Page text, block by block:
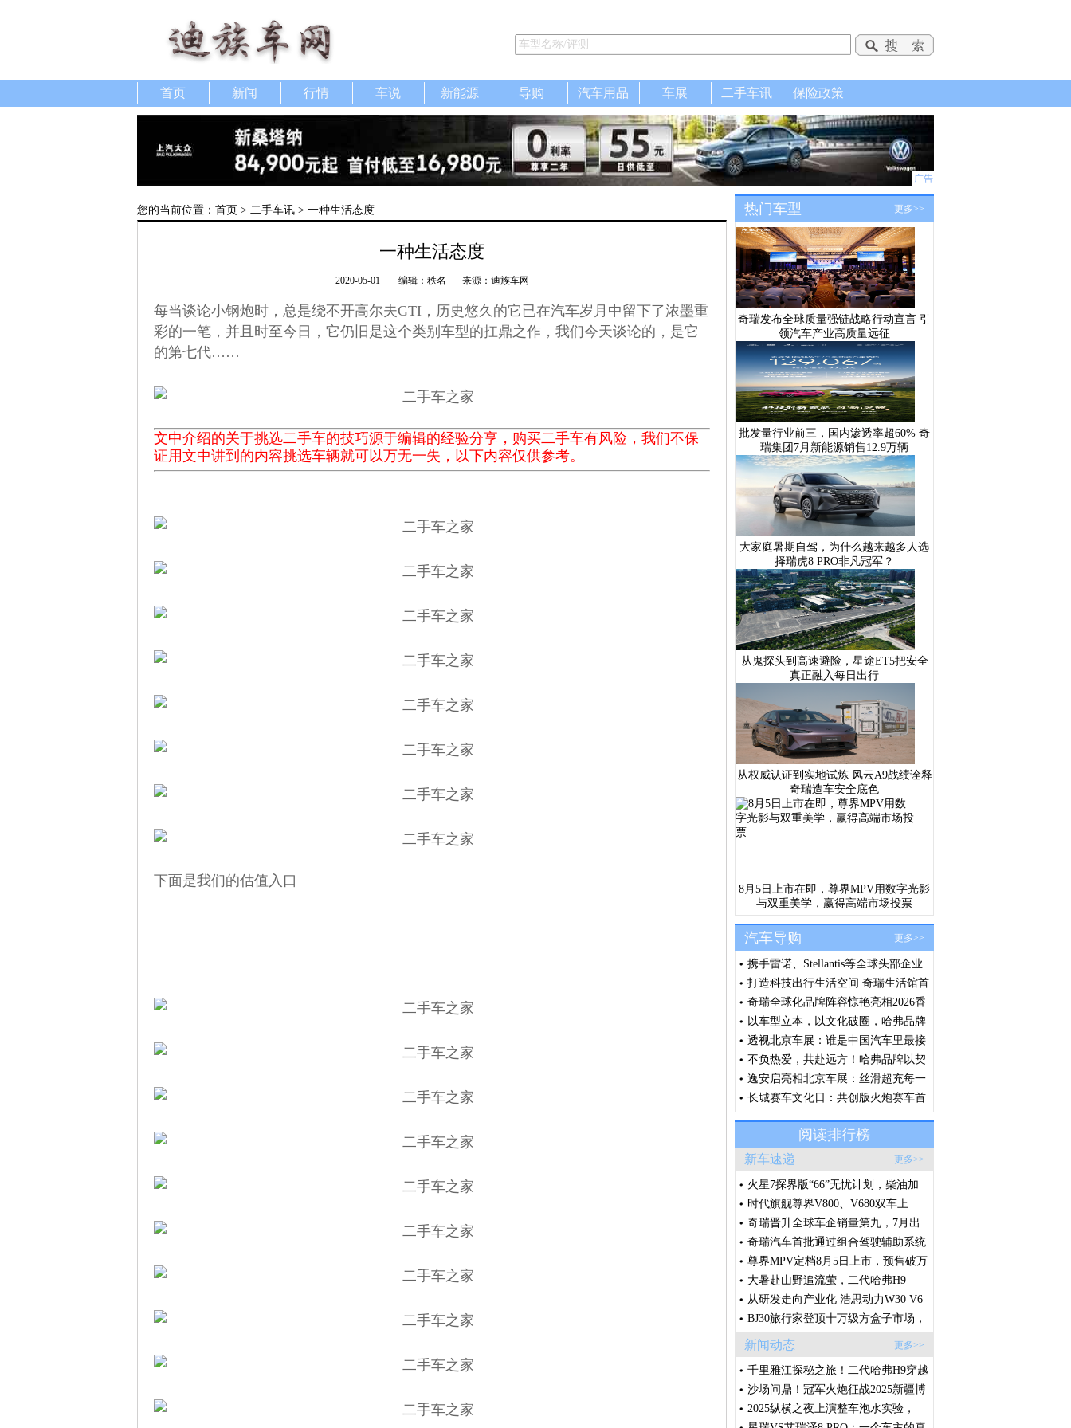
首页 新闻 行情 车说 新能源 导购 汽车用品 车展 二手车讯 保险政策
广告
您的当前位置： 首页 > 二手车讯 > 一种生活态度
一种生活态度
2020-05-01 编辑：秩名 来源：迪族车网
每当谈论小钢炮时，总是绕不开高尔夫GTI，历史悠久的它已在汽车岁月中留下了浓墨重
彩的一笔，并且时至今日，它仍旧是这个类别车型的扛鼎之作，我们今天谈论的，是它
的第七代……
文中介绍的关于挑选二手车的技巧源于编辑的经验分享，购买二手车有风险，我们不保
证用文中讲到的内容挑选车辆就可以万无一失，以下内容仅供参考。
下面是我们的估值入口
热门车型 更多>>
奇瑞发布全球质量强链战略行动宣言 引
领汽车产业高质量远征
批发量行业前三，国内渗透率超60% 奇
瑞集团7月新能源销售12.9万辆
大家庭暑期自驾，为什么越来越多人选
择瑞虎8 PRO非凡冠军？
从鬼探头到高速避险，星途ET5把安全
真正融入每日出行
从权威认证到实地试炼 风云A9战绩诠释
奇瑞造车安全底色
8月5日上市在即，尊界MPV用数字光影
与双重美学，赢得高端市场投票
汽车导购 更多>>
携手雷诺、Stellantis等全球头部企业
浩思动力出席法国SIA大会共筑绿色
发展共识
打造科技出行生活空间 奇瑞生活馆首
店汕头盛大开业
奇瑞全球化品牌阵容惊艳亮相2026香
港车博会 全球右舵战略提速 技术生
态价值释放
以车型立本，以文化破圈，哈弗品牌
闪耀北京车展
透视北京车展：谁是中国汽车里最接
近全球化品牌的车企？
不负热爱，共赴远方！哈弗品牌以契
约精神，诠释“场景改装文化”
逸安启亮相北京车展：丝滑超充每一
刻，从容奔赴每一程
长城赛车文化日：共创版火炮赛车首
阅读排行榜
新车速递 更多>>
火星7探界版“66”无忧计划，柴油加
电放肆野
时代旗舰尊界V800、V680双车上
市，售价64.8万元起，全国展车现已
到店
奇瑞晋升全球车企销量第九，7月出
口破20万辆，创中国车企单月出口新
纪录
奇瑞汽车首批通过组合驾驶辅助系统
国标体系认证
尊界MPV定档8月5日上市，预售破万
台的秘密藏在这些细节里
大暑赴山野追流萤，二代哈弗H9
2026款承包盛夏全家诗意出行
从研发走向产业化 浩思动力W30 V6
样机点火 将落地莲花高性能产品线
BJ30旅行家登顶十万级方盒子市场，
轻越野赛道迎来格局拐点
新闻动态 更多>>
千里雅江探秘之旅！二代哈弗H9穿越
版征程将启，敬请期待！
沙场问鼎！冠军火炮征战2025新疆博
湖沙漠越野争霸赛
2025纵横之夜上演整车泡水实验，